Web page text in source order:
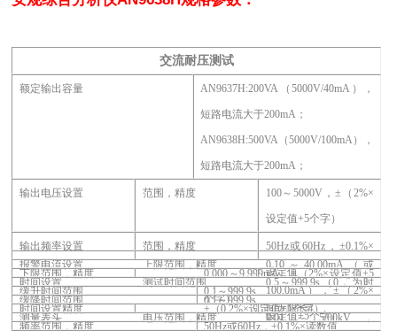
交流耐压测试
额定输出容量 AN9637H:200VA （5000V/40mA），
短路电流大于200mA；
AN9638H:500VA （5000V/100mA），
短路电流大于200mA；
输出电压设置 范围，精度 100～5000V，±（2%×
设定值+5个字）
输出频率设置 范围，精度 50Hz或60Hz，±0.1%×
设定值
报警电流设置 上限范围，精度 0.10～40.00mA（或
100.0mA），±（2%×
设定值+5个字）
下限范围，精度 0.000～9.999mA，±（2%×设定值+5
个字）
时间设置 测试时间范围 0.5～999.9s（0，为时
间无限长）
缓升时间范围 0.1～999.9s
缓降时间范围 0.1～999.9s
时间设置精度 ±（0.2%×设定值+1个字）
测量表头 电压范围，精度 0.01～5.00kV，
频率范围，精度 50Hz或60Hz，±0.1%×读数值